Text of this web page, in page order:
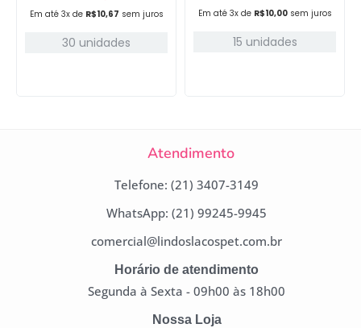
Em até 3x de R$10,67 sem juros
30 unidades
Em até 3x de R$10,00 sem juros
15 unidades
Atendimento
Telefone: (21) 3407-3149
WhatsApp: (21) 99245-9945
comercial@lindoslacospet.com.br
Horário de atendimento
Segunda à Sexta - 09h00 às 18h00
Nossa Loja